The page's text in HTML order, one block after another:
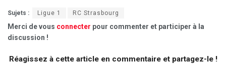
Sujets : Ligue 1 RC Strasbourg
Merci de vous connecter pour commenter et participer à la
discussion !
Réagissez à cette article en commentaire et partagez-le !